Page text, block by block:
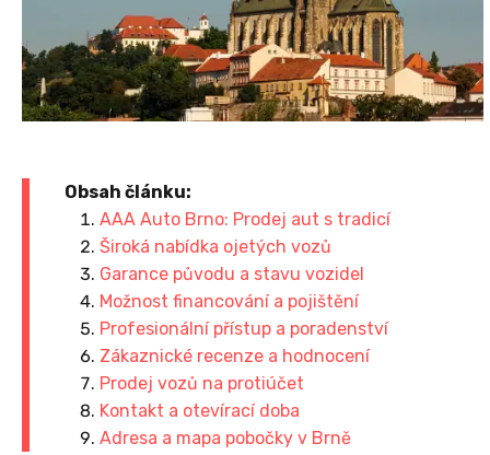
Obsah článku:
AAA Auto Brno: Prodej aut s tradicí
Široká nabídka ojetých vozů
Garance původu a stavu vozidel
Možnost financování a pojištění
Profesionální přístup a poradenství
Zákaznické recenze a hodnocení
Prodej vozů na protiúčet
Kontakt a otevírací doba
Adresa a mapa pobočky v Brně